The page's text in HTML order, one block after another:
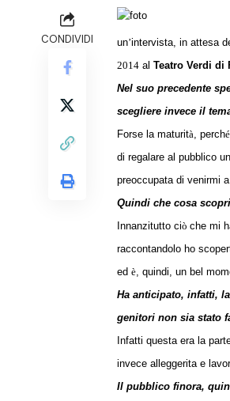
CONDIVIDI
un’intervista, in attesa
2014 al Teatro Verdi di
Nel suo precedente
scegliere invece il
Forse la maturità , perché
di regalare al pubblico un
preoccupata di venirmi
Quindi che cosa
Innanzitutto ciò che mi
raccontandolo ho
ed è , quindi, un bel
Ha anticipato, infatti,
genitori non sia stato
Infatti questa era la
invece alleggerita e
Il pubblico finora,